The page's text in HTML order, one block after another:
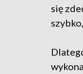
się